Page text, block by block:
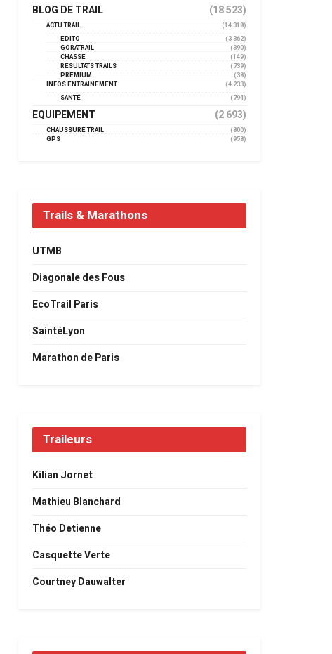
BLOG DE TRAIL (18 523)
ACTU TRAIL
(14 318)
EDITO
(3 362)
GORATRAIL
(390)
CHASSE
(149)
RÉSULTATS TRAILS
(739)
PREMIUM
(38)
INFOS ENTRAINEMENT
(4 233)
SANTÉ
(794)
EQUIPEMENT (2 693)
CHAUSSURE TRAIL
(800)
GPS
(958)
Trails & Marathons
UTMB
Diagonale des Fous
EcoTrail Paris
SaintéLyon
Marathon de Paris
Traileurs
Kilian Jornet
Mathieu Blanchard
Théo Detienne
Casquette Verte
Courtney Dauwalter